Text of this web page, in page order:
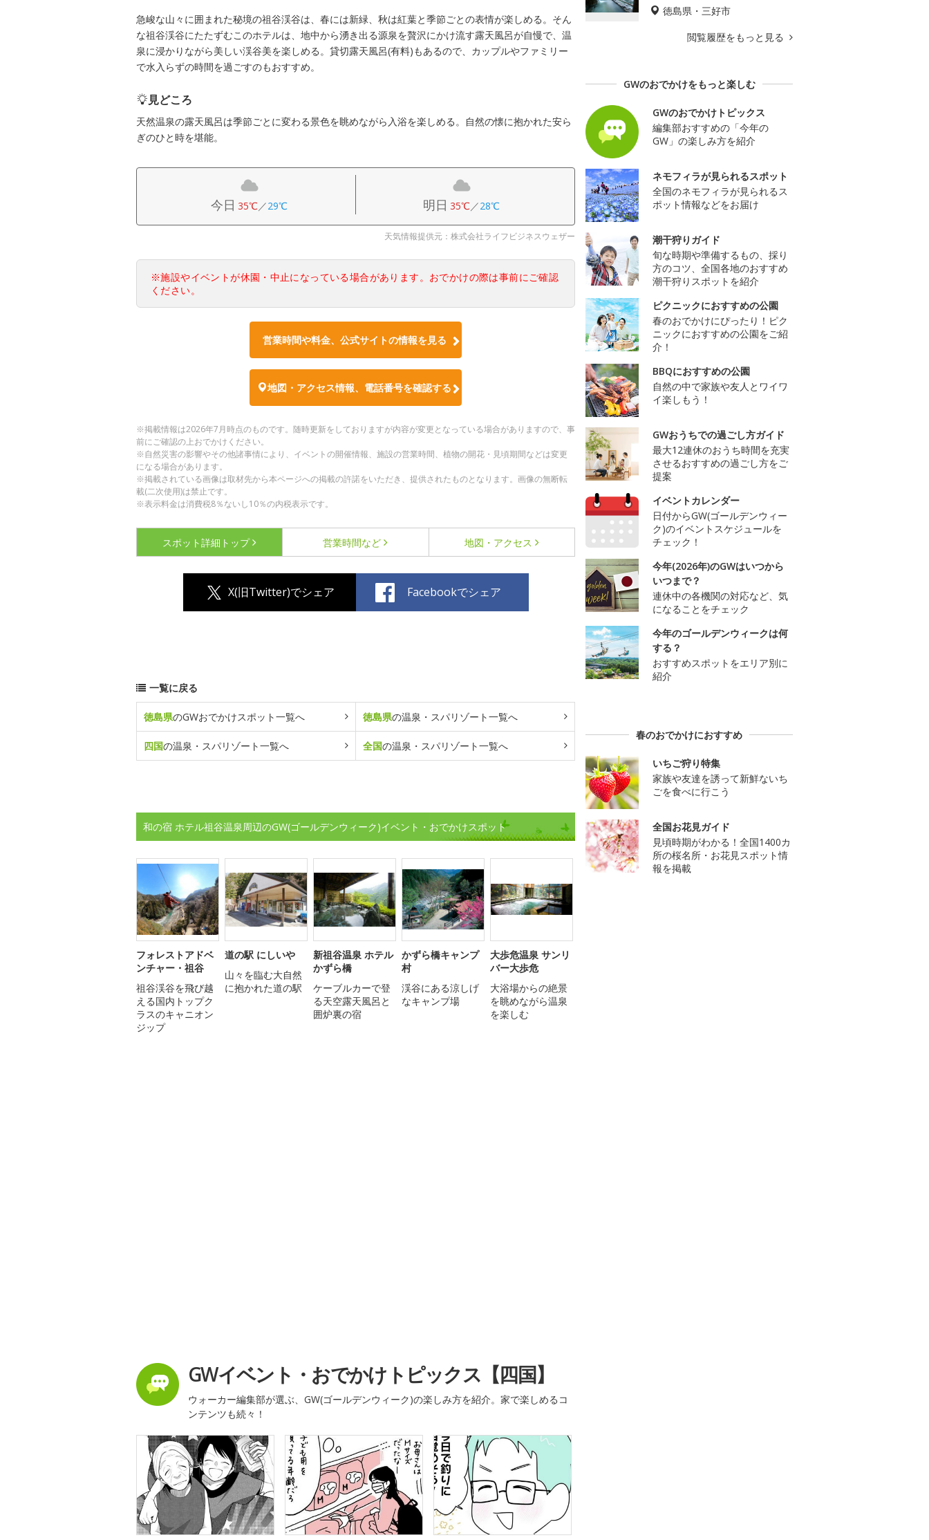
急峻な山々に囲まれた秘境の祖谷渓谷は、春には新緑、秋は紅葉と季節ごとの表情が楽しめる。そん
な祖谷渓谷にたたずむこのホテルは、地中から湧き出る源泉を贅沢にかけ流す露天風呂が自慢で、温
泉に浸かりながら美しい渓谷美を楽しめる。貸切露天風呂(有料)もあるので、カップルやファミリー
で水入らずの時間を過ごすのもおすすめ。
見どころ
天然温泉の露天風呂は季節ごとに変わる景色を眺めながら入浴を楽しめる。自然の懐に抱かれた安ら
ぎのひと時を堪能。
今日 35℃／29℃ 明日 35℃／28℃
天気情報提供元：株式会社ライフビジネスウェザー
※施設やイベントが休園・中止になっている場合があります。おでかけの際は事前にご確認
ください。
営業時間や料金、公式サイトの情報を見る
地図・アクセス情報、電話番号を確認する
※掲載情報は2026年7月時点のものです。随時更新をしておりますが内容が変更となっている場合がありますので、事
前にご確認の上おでかけください。
※自然災害の影響やその他諸事情により、イベントの開催情報、施設の営業時間、植物の開花・見頃期間などは変更
になる場合があります。
※掲載されている画像は取材先から本ページへの掲載の許諾をいただき、提供されたものとなります。画像の無断転
載(二次使用)は禁止です。
※表示料金は消費税8％ないし10％の内税表示です。
スポット詳細 トップ 営業時間など 地図・アクセス
X(旧Twitter)でシェア Facebookでシェア
一覧に戻る
徳島県のGWおでかけスポット一覧へ 徳島県の温泉・スパリゾート一覧へ
四国の温泉・スパリゾート一覧へ 全国の温泉・スパリゾート一覧へ
和の宿 ホテル祖谷温泉周辺のGW(ゴールデンウィーク)イベント・おでかけスポット
フォレストアドベ
ンチャー・祖谷
祖谷渓谷を飛び越
える国内トップク
ラスのキャニオン
ジップ
道の駅 にしいや
山々を臨む大自然
に抱かれた道の駅
新祖谷温泉 ホテル
かずら橋
ケーブルカーで登
る天空露天風呂と
囲炉裏の宿
かずら橋キャンプ
村
渓谷にある涼しげ
なキャンプ場
大歩危温泉 サンリ
バー大歩危
大浴場からの絶景
を眺めながら温泉
を楽しむ
GWイベント・おでかけトピックス【四国】
ウォーカー編集部が選ぶ、GW(ゴールデンウィーク)の楽しみ方を紹介。家で楽しめるコ
ンテンツも続々！
徳島県・三好市
閲覧履歴をもっと見る
GWのおでかけをもっと楽しむ
GWのおでかけトピックス
編集部おすすめの「今年の
GW」の楽しみ方を紹介
ネモフィラが見られるスポット
全国のネモフィラが見られるス
ポット情報などをお届け
潮干狩りガイド
旬な時期や準備するもの、採り
方のコツ、全国各地のおすすめ
潮干狩りスポットを紹介
ピクニックにおすすめの公園
春のおでかけにぴったり！ピク
ニックにおすすめの公園をご紹
介！
BBQにおすすめの公園
自然の中で家族や友人とワイワ
イ楽しもう！
GWおうちでの過ごし方ガイド
最大12連休のおうち時間を充実
させるおすすめの過ごし方をご
提案
イベントカレンダー
日付からGW(ゴールデンウィー
ク)のイベントスケジュールを
チェック！
今年(2026年)のGWはいつから
いつまで？
連休中の各機関の対応など、気
になることをチェック
今年のゴールデンウィークは何
する？
おすすめスポットをエリア別に
紹介
春のおでかけにおすすめ
いちご狩り特集
家族や友達を誘って新鮮ないち
ごを食べに行こう
全国お花見ガイド
見頃時期がわかる！全国1400カ
所の桜名所・お花見スポット情
報を掲載